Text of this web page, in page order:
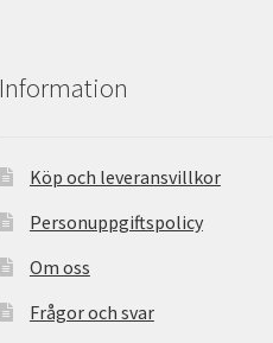
Information
Köp och leveransvillkor
Personuppgiftspolicy
Om oss
Frågor och svar